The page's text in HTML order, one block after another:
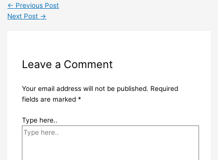
← Previous Post
Next Post →
Leave a Comment
Your email address will not be published. Required
fields are marked *
Type here..